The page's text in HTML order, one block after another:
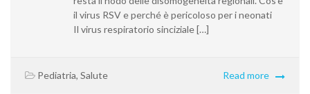
il virus RSV e perché è pericoloso per i neonati
Il virus respiratorio sinciziale […]
Pediatria, Salute Read more